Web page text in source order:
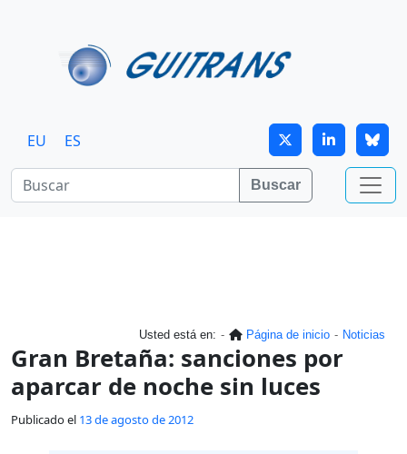
EU ES
Buscar
Usted está en: Página de inicio Noticias
Gran Bretaña: sanciones por
aparcar de noche sin luces
Publicado el 13 de agosto de 2012